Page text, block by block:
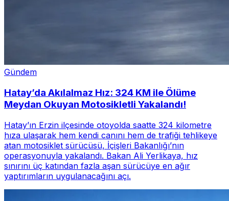
Gündem
Hatay’da Akılalmaz Hız: 324 KM ile Ölüme
Meydan Okuyan Motosikletli Yakalandı!
Hatay’ın Erzin ilçesinde otoyolda saatte 324 kilometre
hıza ulaşarak hem kendi canını hem de trafiği tehlikeye
atan motosiklet sürücüsü, İçişleri Bakanlığı’nın
operasyonuyla yakalandı. Bakan Ali Yerlikaya, hız
sınırını üç katından fazla aşan sürücüye en ağır
yaptırımların uygulanacağını açı.